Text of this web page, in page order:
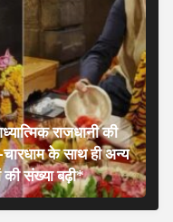
राजधानी की
के साथ ही अन्य
की संख्या बढ़ी*